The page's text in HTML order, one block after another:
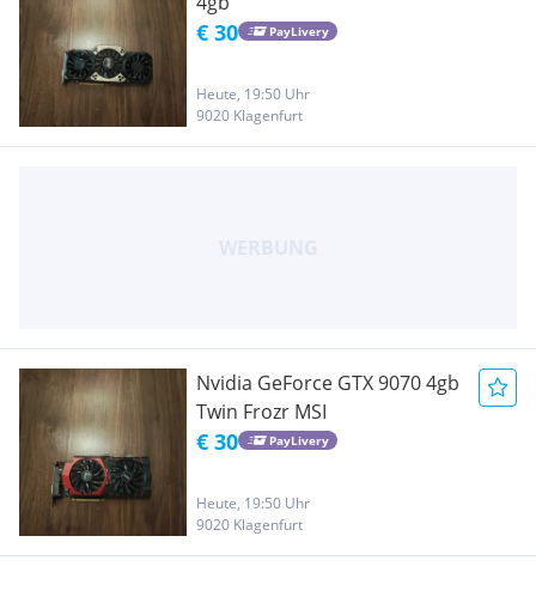
€ 30 PayLivery
Heute, 19:50 Uhr
9020 Klagenfurt
Nvidia GeForce GTX 9070 4gb
Twin Frozr MSI
€ 30 PayLivery
Heute, 19:50 Uhr
9020 Klagenfurt